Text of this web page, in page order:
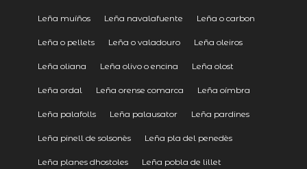
Leña muíños Leña navalafuente Leña o carbon
Leña o pellets Leña o valadouro Leña oleiros
Leña oliana Leña olivo o encina Leña olost
Leña ordal Leña orense comarca Leña oímbra
Leña palafolls Leña palausator Leña pardines
Leña pinell de solsonès Leña pla del penedès
Leña planes dhostoles Leña pobla de lillet